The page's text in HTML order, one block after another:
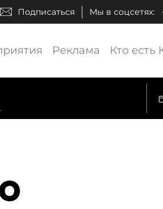
Подписаться Мы в соцсетях:
Реклама Кто есть